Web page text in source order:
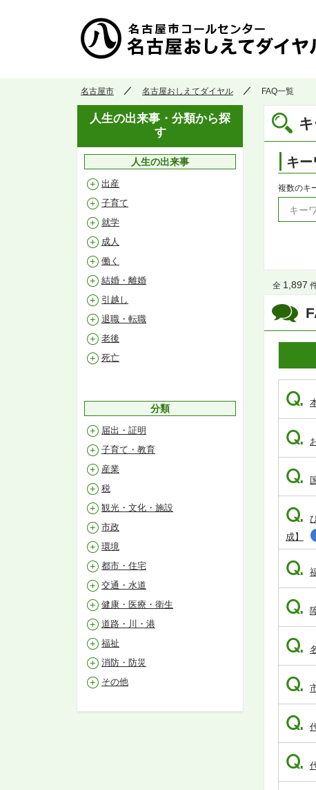
名古屋市 名古屋おしえてダイヤル FAQ一覧
キ
複数のキ
全 1,897
Q.
Q.
Q.
Q.
成】
Q.
Q.
Q.
Q.
Q.
Q.
人生の出来事・分類から探
す
人生の出来事
出産
子育て
就学
成人
働く
結婚・離婚
引越し
退職・転職
老後
死亡
分類
届出・証明
子育て・教育
産業
税
観光・文化・施設
市政
環境
都市・住宅
交通・水道
健康・医療・衛生
道路・川・港
福祉
消防・防災
その他